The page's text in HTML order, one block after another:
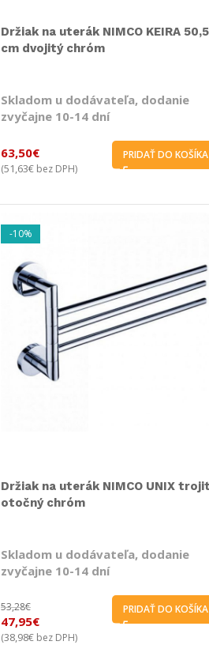
Držiak na uterák NIMCO KEIRA 50,5
cm dvojitý chróm
Skladom u dodávateľa, dodanie
zvyčajne 10-14 dní
63,50€
(51,63€ bez DPH)
PRIDAŤ DO KOŠÍKA
-10%
Držiak na uterák NIMCO UNIX
otočný chróm
Skladom u dodávateľa, dodanie
zvyčajne 10-14 dní
53,28€
47,95€
(38,98€ bez DPH)
PRIDAŤ DO KOŠÍKA